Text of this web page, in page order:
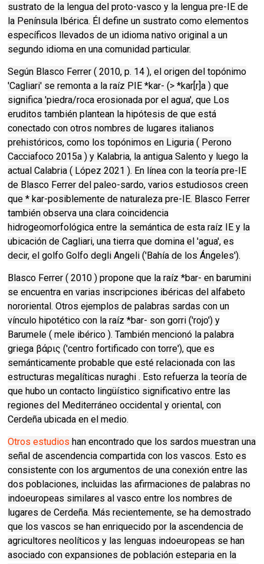
sustrato de la lengua del proto-vasco y la lengua pre-IE de
la Península Ibérica. Él define un sustrato como elementos
específicos llevados de un idioma nativo original a un
segundo idioma en una comunidad particular.
Según Blasco Ferrer ( 2010, p. 14 ), el origen del topónimo
'Cagliari' se remonta a la raíz PIE *kar- (> *kar[r]a ) que
significa 'piedra/roca erosionada por el agua', que Los
eruditos también plantean la hipótesis de que está
conectado con otros nombres de lugares italianos
prehistóricos, como los topónimos en Liguria ( Perono
Cacciafoco 2015a ) y Kalabria, la antigua Salento y luego la
actual Calabria ( López 2021 ). En línea con la teoría pre-IE
de Blasco Ferrer del paleo-sardo, varios estudiosos creen
que * kar-posiblemente de naturaleza pre-IE. Blasco Ferrer
también observa una clara coincidencia
hidrogeomorfológica entre la semántica de esta raíz IE y la
ubicación de Cagliari, una tierra que domina el 'agua', es
decir, el golfo Golfo degli Angeli ('Bahía de los Ángeles').
Blasco Ferrer ( 2010 ) propone que la raíz *bar- en barumini
se encuentra en varias inscripciones ibéricas del alfabeto
nororiental. Otros ejemplos de palabras sardas con un
vínculo hipotético con la raíz *bar- son gorri ('rojo') y
Barumele ( mele ibérico ). También mencionó la palabra
griega βάρις ('centro fortificado con torre'), que es
semánticamente probable que esté relacionada con las
estructuras megalíticas nuraghi . Esto refuerza la teoría de
que hubo un contacto lingüístico significativo entre las
regiones del Mediterráneo occidental y oriental, con
Cerdeña ubicada en el medio.
Otros estudios han encontrado que los sardos muestran una
señal de ascendencia compartida con los vascos. Esto es
consistente con los argumentos de una conexión entre las
dos poblaciones, incluidas las afirmaciones de palabras no
indoeuropeas similares al vasco entre los nombres de
lugares de Cerdeña. Más recientemente, se ha demostrado
que los vascos se han enriquecido por la ascendencia de
agricultores neolíticos y las lenguas indoeuropeas se han
asociado con expansiones de población esteparia en la